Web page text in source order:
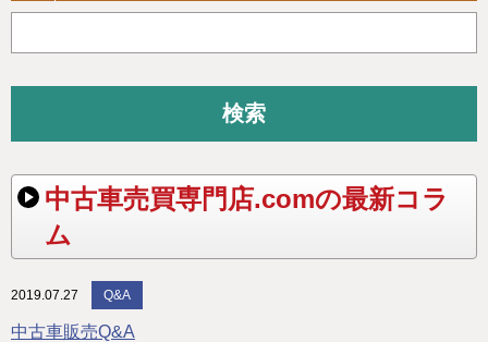
検索
中古車売買専門店.comの最新コラ
ム
2019.07.27 Q&A
中古車販売Q&A